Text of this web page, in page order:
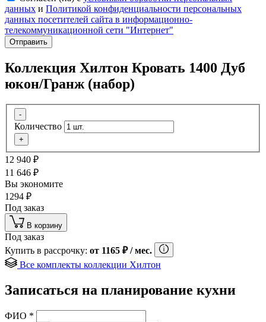
данных и Политикой конфиденциальности персональных
данных посетителей сайта в информационно-
телекоммуникационной сети "Интернет"
Отправить
Коллекция Хилтон Кровать 1400 Дуб
юкон/Гранж (набор)
-
Количество
+
12 940 ₽
11 646 ₽
Вы экономите
1294 ₽
Под заказ
В корзину
Под заказ
Купить в рассрочку: от 1165 ₽/ мес.
Все комплекты коллекции Хилтон
Записаться на планирование кухни
ФИО *